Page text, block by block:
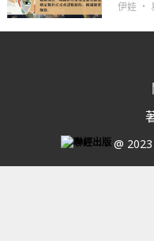
伊娃 ‧
@